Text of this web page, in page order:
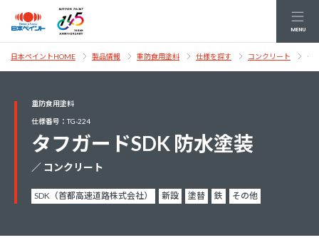
MENU
日本ペイントHOME 製品情報 重防食用塗料 仕様を探す コンクリート タ
重防食用塗料
仕様番号：TG-224
タフガードSDK 防水塗装
／ コンクリート
SDK（首都高速道路株式会社） 新設 塗替 鉄 その他